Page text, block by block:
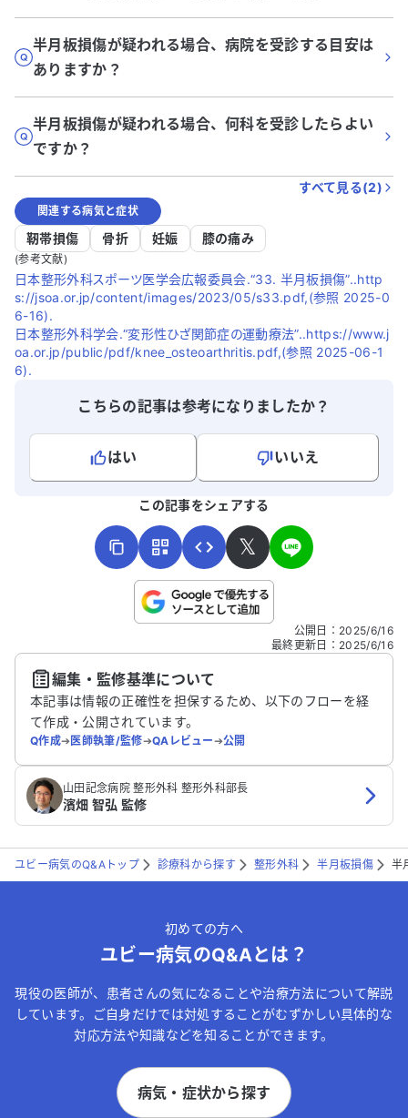
半月板損傷が疑われる場合、病院を受診する目安は
ありますか？
半月板損傷が疑われる場合、何科を受診したらよい
ですか？
すべて見る(2)
関連する病気と症状
靭帯損傷 骨折 妊娠 膝の痛み
(参考文献)
日本整形外科スポーツ医学会広報委員会.“33. 半月板損傷”..http
s://jsoa.or.jp/content/images/2023/05/s33.pdf,(参照 2025-0
6-16).
日本整形外科学会.“変形性ひざ関節症の運動療法”..https://www.j
oa.or.jp/public/pdf/knee_osteoarthritis.pdf,(参照 2025-06-1
6).
こちらの記事は参考になりましたか？
はい
いいえ
こちらは送信専用のフォームです。氏名やご自身の病気の詳細な
送信する
この記事をシェアする
𝕏
公開日 ： 2025/6/16
最終更新日 ： 2025/6/16
編集・監修基準について
本記事は情報の正確性を担保するため、以下のフローを経
て作成・公開されています。
Q作成➔医師執筆/監修➔QAレビュー➔公開
山田記念病院 整形外科 整形外科部長
濱畑 智弘 監修
ユビー病気のQ&Aトップ 診療科から探す 整形外科 半月板損傷 半
初めての方へ
ユビー病気のQ&Aとは？
現役の医師が、患者さんの気になることや治療方法について解説
しています。ご自身だけでは対処することがむずかしい具体的な
対応方法や知識などを知ることができます。
病気・症状から探す